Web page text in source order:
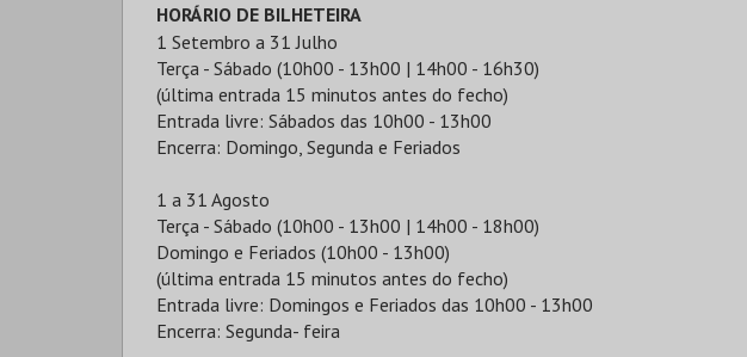
HORÁRIO DE BILHETEIRA
1 Setembro a 31 Julho
Terça - Sábado (10h00 - 13h00 | 14h00 - 16h30)
(última entrada 15 minutos antes do fecho)
Entrada livre: Sábados das 10h00 - 13h00
Encerra: Domingo, Segunda e Feriados
1 a 31 Agosto
Terça - Sábado (10h00 - 13h00 | 14h00 - 18h00)
Domingo e Feriados (10h00 - 13h00)
(última entrada 15 minutos antes do fecho)
Entrada livre: Domingos e Feriados das 10h00 - 13h00
Encerra: Segunda- feira